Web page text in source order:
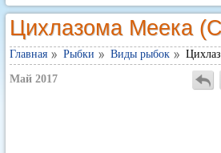
Цихлазома Меека
Главная Рыбки Виды рыбок
Май 2017